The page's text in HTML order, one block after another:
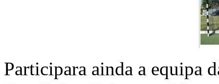
Participara ainda a equipa